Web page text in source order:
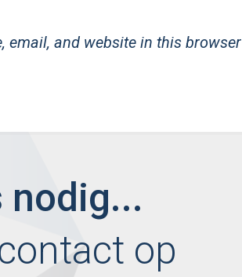
email, and website in this
nodig...
op